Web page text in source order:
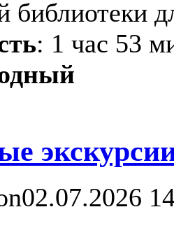
библиотеки
: 1 час 53
02.07.2026